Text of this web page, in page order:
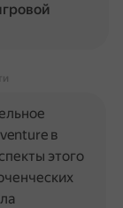
в
этого